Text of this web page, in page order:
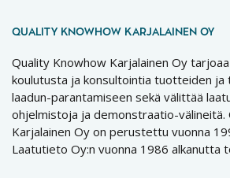
QUALITY KNOWHOW KARJALAINEN OY
Quality Knowhow Karjalainen Oy
koulutusta ja konsultointia tuotteiden ja
laadun-parantamiseen sekä välittää
ohjelmistoja ja demonstraatio-välineitä.
Karjalainen Oy on perustettu vuonna
Laatutieto Oy:n vuonna 1986 alkanutta